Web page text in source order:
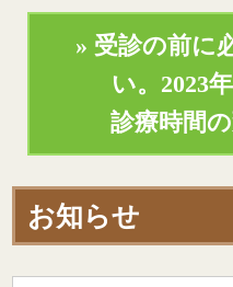
» 受診の前に
い。 2023
診療時間
お知らせ